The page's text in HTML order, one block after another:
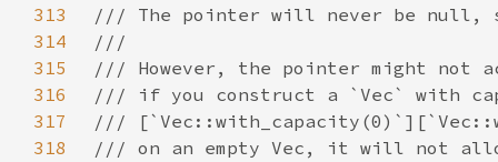
313
314
315
316
317
318